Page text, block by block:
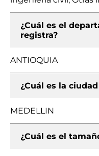
¿Cuál es el
registra?
ANTIOQUIA
¿Cuál es la
MEDELLIN
¿Cuál es el